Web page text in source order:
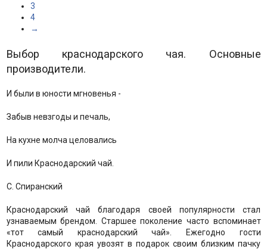
3
4
→
Выбор краснодарского чая. Основные
производители.
И были в юности мгновенья -
Забыв невзгоды и печаль,
На кухне молча целовались
И пили Краснодарский чай.
С. Спиранский
Краснодарский чай благодаря своей популярности стал
узнаваемым брендом. Старшее поколение часто вспоминает
«тот самый краснодарский чай». Ежегодно гости
Краснодарского края увозят в подарок своим близким пачку